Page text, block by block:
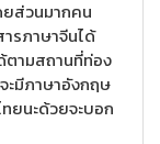
ยส่วนมากคน
รภาษาจีนได้
ตามสถานที่ท่อง
ะมีภาษาอังกฤษ
ยนะด้วยจะบอก